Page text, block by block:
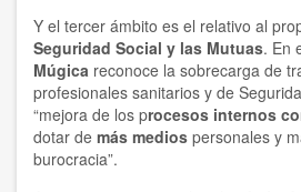
Y el tercer ámbito es el relativo al
Seguridad Social y las Mutuas. En
Múgica reconoce la sobrecarga de
profesionales sanitarios y de
“mejora de los procesos internos
dotar de más medios personales y
burocracia”.